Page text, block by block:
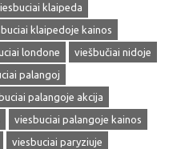
klaipeda
klaipedoje kainos
londone
viešbučiai nidoje
palangoj
palangoje akcija
viesbuciai palangoje kainos
viesbuciai paryziuje